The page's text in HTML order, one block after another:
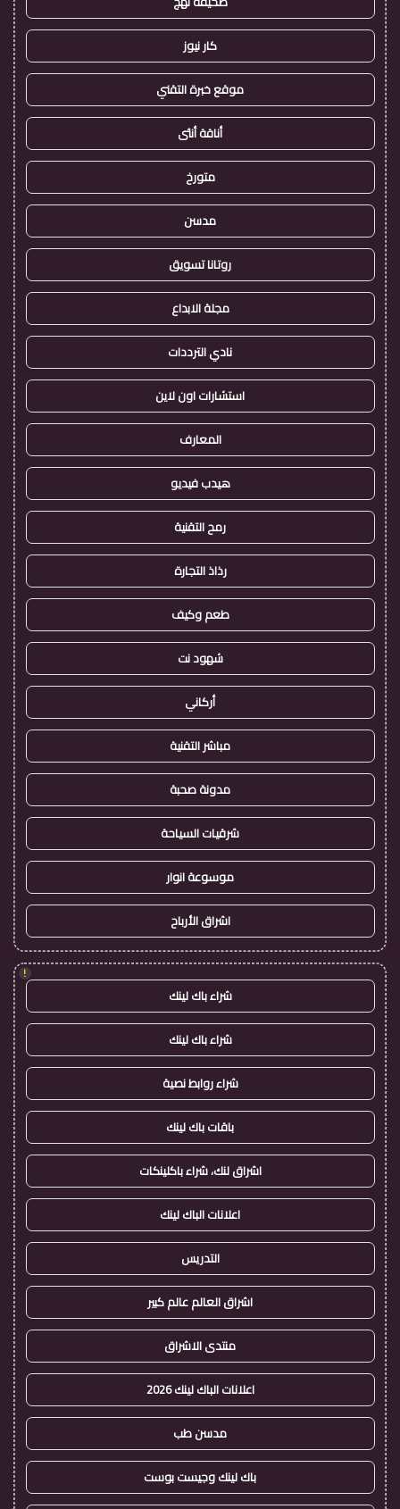
كار نيوز
موقع خبرة التقني
أناقة أنثى
متورخ
مدسن
روتانا تسويق
مجلة الابداع
نادي الترددات
استشارات اون لاين
المعارف
هيدب فيديو
رمح التقنية
رذاذ التجارة
طعم وكيف
شهود نت
أركاني
مباشر التقنية
مدونة صحبة
شرقيات السياحة
موسوعة انوار
اشراق الأرباح
!
شراء باك لينك
شراء باك لينك
شراء روابط نصية
باقات باك لينك
اشراق لنك، شراء باكلينكات
اعلانات الباك لينك
التدريس
اشراق العالم عالم كبير
منتدى الاشراق
اعلانات الباك لينك 2026
مدسن طب
باك لينك وجيست بوست